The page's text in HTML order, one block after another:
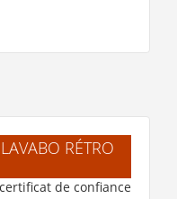
RÉTRO
de confiance